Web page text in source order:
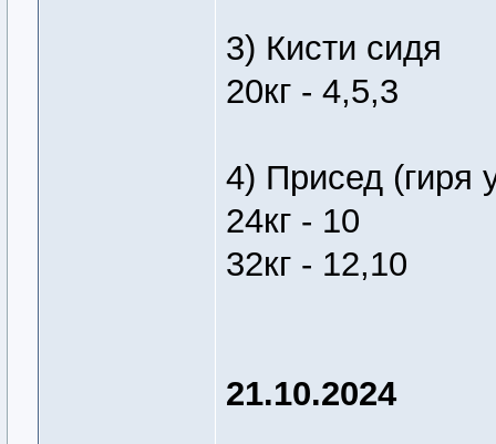
3) Кисти сидя
20кг - 4,5,3
4) Присед (гиря
24кг - 10
32кг - 12,10
21.10.2024